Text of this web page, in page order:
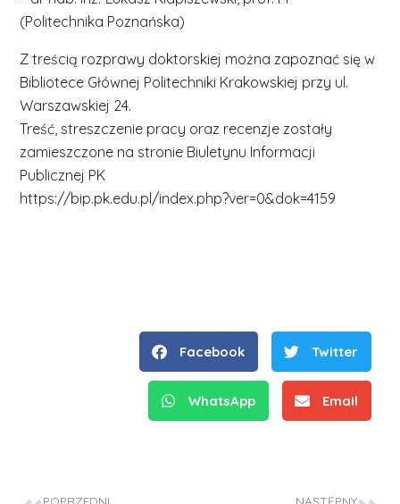
(Politechnika Poznańska)
Z treścią rozprawy doktorskiej można zapoznać się w
Bibliotece Głównej Politechniki Krakowskiej przy ul.
Warszawskiej 24.
Treść, streszczenie pracy oraz recenzje zostały
zamieszczone na stronie Biuletynu Informacji
Publicznej PK
https://bip.pk.edu.pl/index.php?ver=0&dok=4159
Facebook Twitter
WhatsApp Email